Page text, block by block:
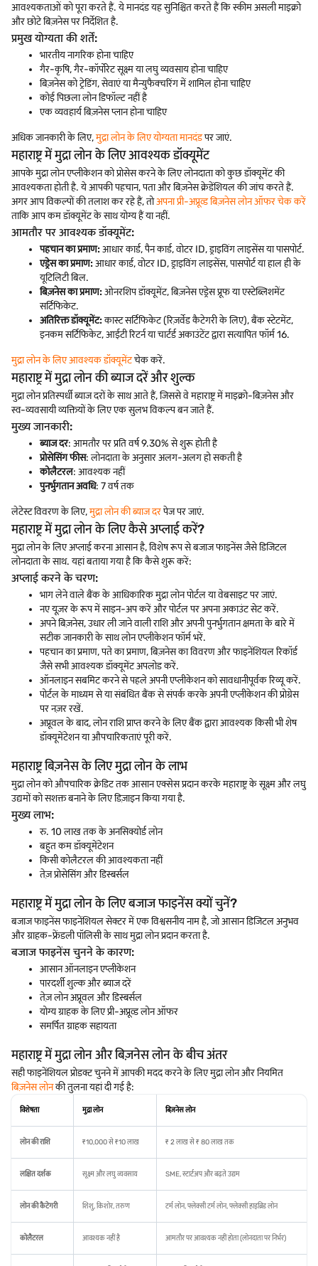
आवश्यकताओं को पूरा करते हैं. ये मानदंड यह सुनिश्चित करते हैं कि स्कीम असली माइक्रो
और छोटे बिज़नेस पर निर्देशित है.
प्रमुख योग्यता की शर्तें:
भारतीय नागरिक होना चाहिए
गैर-कृषि, गैर-कॉर्पोरेट सूक्ष्म या लघु व्यवसाय होना चाहिए
बिज़नेस को ट्रेडिंग, सेवाएं या मैन्युफैक्चरिंग में शामिल होना चाहिए
कोई पिछला लोन डिफॉल्ट नहीं है
एक व्यवहार्य बिज़नेस प्लान होना चाहिए
अधिक जानकारी के लिए,मुद्रा लोन के लिए योग्यता मानदंडपर जाएं.
महाराष्ट्र में मुद्रा लोन के लिए आवश्यक डॉक्यूमेंट
आपके मुद्रा लोन एप्लीकेशन को प्रोसेस करने के लिए लोनदाता को कुछ डॉक्यूमेंट की
आवश्यकता होती है. ये आपकी पहचान, पता और बिज़नेस क्रेडेंशियल की जांच करते हैं.
अगर आप विकल्पों की तलाश कर रहे हैं, तोअपना प्री-अप्रूव्ड बिज़नेस लोन ऑफर चेक करें
ताकि आप कम डॉक्यूमेंट के साथ योग्य हैं या नहीं.
आमतौर पर आवश्यक डॉक्यूमेंट:
पहचान का प्रमाण:आधार कार्ड, पैन कार्ड, वोटर ID, ड्राइविंग लाइसेंस या पासपोर्ट.
एड्रेस का प्रमाण:आधार कार्ड, वोटर ID, ड्राइविंग लाइसेंस, पासपोर्ट या हाल ही के
यूटिलिटी बिल.
बिज़नेस का प्रमाण:ओनरशिप डॉक्यूमेंट, बिज़नेस एड्रेस प्रूफ या एस्टेब्लिशमेंट
सर्टिफिकेट.
अतिरिक्त डॉक्यूमेंट:कास्ट सर्टिफिकेट (रिज़र्वेड कैटेगरी के लिए), बैंक स्टेटमेंट,
इनकम सर्टिफिकेट, आईटी रिटर्न या चार्टर्ड अकाउंटेंट द्वारा सत्यापित फॉर्म 16.
मुद्रा लोन के लिए आवश्यक डॉक्यूमेंटचेक करें.
महाराष्ट्र में मुद्रा लोन की ब्याज दरें और शुल्क
मुद्रा लोन प्रतिस्पर्धी ब्याज दरों के साथ आते हैं, जिससे वे महाराष्ट्र में माइक्रो-बिज़नेस और
स्व-व्यवसायी व्यक्तियों के लिए एक सुलभ विकल्प बन जाते हैं.
मुख्य जानकारी:
ब्याज दर: आमतौर पर प्रति वर्ष 9.30% से शुरू होती है
प्रोसेसिंग फीस: लोनदाता के अनुसार अलग-अलग हो सकती है
कोलैटरल: आवश्यक नहीं
पुनर्भुगतान अवधि: 7 वर्ष तक
लेटेस्ट विवरण के लिए,मुद्रा लोन की ब्याज दरपेज पर जाएं.
महाराष्ट्र में मुद्रा लोन के लिए कैसे अप्लाई करें?
मुद्रा लोन के लिए अप्लाई करना आसान है, विशेष रूप से बजाज फाइनेंस जैसे डिजिटल
लोनदाता के साथ. यहां बताया गया है कि कैसे शुरू करें:
अप्लाई करने के चरण:
भाग लेने वाले बैंक के आधिकारिक मुद्रा लोन पोर्टल या वेबसाइट पर जाएं.
नए यूज़र के रूप में साइन-अप करें और पोर्टल पर अपना अकाउंट सेट करें.
अपने बिज़नेस, उधार ली जाने वाली राशि और अपनी पुनर्भुगतान क्षमता के बारे में
सटीक जानकारी के साथ लोन एप्लीकेशन फॉर्म भरें.
पहचान का प्रमाण, पते का प्रमाण, बिज़नेस का विवरण और फाइनेंशियल रिकॉर्ड
जैसे सभी आवश्यक डॉक्यूमेंट अपलोड करें.
ऑनलाइन सबमिट करने से पहले अपनी एप्लीकेशन को सावधानीपूर्वक रिव्यू करें.
पोर्टल के माध्यम से या संबंधित बैंक से संपर्क करके अपनी एप्लीकेशन की प्रोग्रेस
पर नज़र रखें.
अप्रूवल के बाद, लोन राशि प्राप्त करने के लिए बैंक द्वारा आवश्यक किसी भी शेष
डॉक्यूमेंटेशन या औपचारिकताएं पूरी करें.
महाराष्ट्र बिज़नेस के लिए मुद्रा लोन के लाभ
मुद्रा लोन को औपचारिक क्रेडिट तक आसान एक्सेस प्रदान करके महाराष्ट्र के सूक्ष्म और लघु
उद्यमों को सशक्त बनाने के लिए डिज़ाइन किया गया है.
मुख्य लाभ:
रु. 10 लाख तक के अनसिक्योर्ड लोन
बहुत कम डॉक्यूमेंटेशन
किसी कोलैटरल की आवश्यकता नहीं
तेज़ प्रोसेसिंग और डिस्बर्सल
महाराष्ट्र में मुद्रा लोन के लिए बजाज फाइनेंस क्यों चुनें?
बजाज फाइनेंस फाइनेंशियल सेक्टर में एक विश्वसनीय नाम है, जो आसान डिजिटल अनुभव
और ग्राहक-फ्रेंडली पॉलिसी के साथ मुद्रा लोन प्रदान करता है.
बजाज फाइनेंस चुनने के कारण:
आसान ऑनलाइन एप्लीकेशन
पारदर्शी शुल्क और ब्याज दरें
तेज़ लोन अप्रूवल और डिस्बर्सल
योग्य ग्राहक के लिए प्री-अप्रूव्ड लोन ऑफर
समर्पित ग्राहक सहायता
महाराष्ट्र में मुद्रा लोन और बिज़नेस लोन के बीच अंतर
सही फाइनेंशियल प्रोडक्ट चुनने में आपकी मदद करने के लिए मुद्रा लोन और नियमित
बिज़नेस लोनकी तुलना यहां दी गई है:
विशेषता मुद्रा लोन बिज़नेस लोन
लोन की राशि ₹10,000 से ₹10 लाख ₹ 2 लाख से ₹ 80 लाख तक
लक्षित दर्शक सूक्ष्म और लघु व्यवसाय SME, स्टार्टअप और बढ़ते उद्यम
लोन की कैटेगरी शिशु, किशोर, तरुण टर्म लोन, फ्लेक्सी टर्म लोन, फ्लेक्सी हाइब्रिड लोन
कोलैटरल आवश्यक नहीं है आमतौर पर आवश्यक नहीं होता (लोनदाता पर निर्भर)